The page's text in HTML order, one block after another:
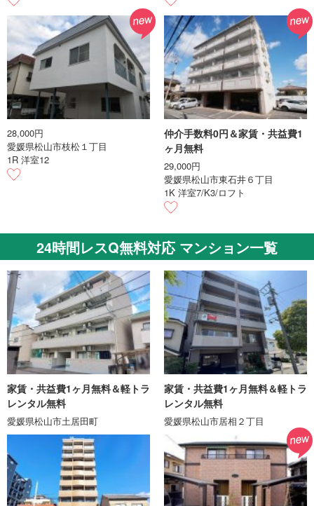
28,000円
愛媛県松山市枝松１丁目
1R 洋室12
仲介手数料0円＆家賃・共益費1
ヶ月無料
29,000円
愛媛県松山市東石井６丁目
1K 洋室7/K3/ロフト
24時間レスQ無料対応 マンション一覧
家賃・共益費1ヶ月無料＆軽トラ
レンタル無料
愛媛県松山市土居田町
家賃・共益費1ヶ月無料＆軽トラ
レンタル無料
愛媛県松山市居相２丁目